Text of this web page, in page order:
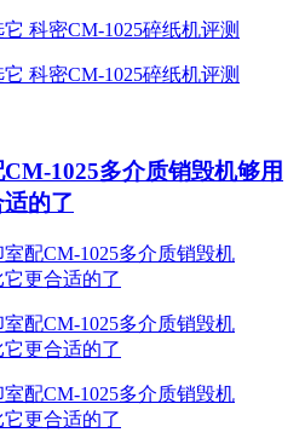
1025多介质销毁机够用
的了